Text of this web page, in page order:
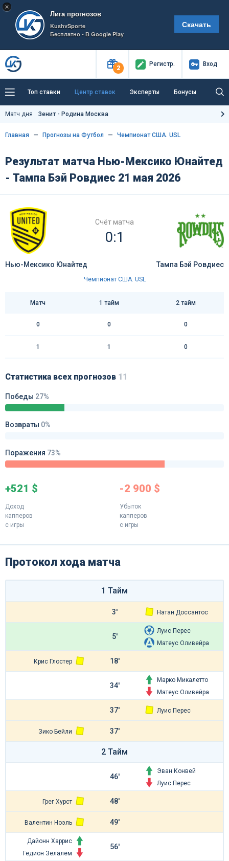
×
Лига прогнозов
KushvSporte
Бесплатно - В Google Play
Скачать
2
Регистр. Вход
Топ ставки Центр ставок Эксперты Бонусы
Тренды Букмекеры
Как тут заработать?
Матч дня Зенит - Родина Москва
Главная Прогнозы на Футбол Чемпионат США. USL
Результат матча Нью-Мексико Юнайтед
- Тампа Бэй Ровдиес 21 мая 2026
Счёт матча
0:1
Нью-Мексико Юнайтед Тампа Бэй Ровдиес
Чемпионат США. USL
Матч 1 тайм 2 тайм
0 0 0
1 1 0
Статистика всех прогнозов 11
Победы 27%
Возвраты 0%
Поражения 73%
+521 $
Доход
капперов
с игры
-2 900 $
Убыток
капперов
с игры
Протокол хода матча
1 Тайм
3' Натан Доссантос
5'
Луис Перес
Матеус Оливейра
Крис Глостер 18'
34'
Марко Микалетто
Матеус Оливейра
37' Луис Перес
Зико Бейли 37'
2 Тайм
46'
Эван Конвей
Луис Перес
Грег Хурст 48'
Валентин Ноэль 49'
Дайонн Харрис
Гедион Зелалем
56'